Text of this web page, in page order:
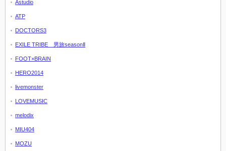
Astudio
ATP
DOCTORS3
EXILE TRIBE 男旅seasonⅡ
FOOT×BRAIN
HERO2014
livemonster
LOVEMUSIC
melodix
MIU404
MOZU